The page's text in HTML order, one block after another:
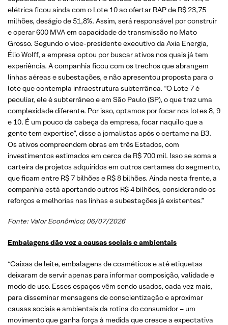
elétrica ficou ainda com o Lote 10 ao ofertar RAP de R$ 23,75
milhões, deságio de 51,8%. Assim, será responsável por construir
e operar 600 MVA em capacidade de transmissão no Mato
Grosso. Segundo o vice-presidente executivo da Axia Energia,
Élio Wolff, a empresa optou por buscar ativos nos quais já tem
experiência. A companhia ficou com os trechos que abrangem
linhas aéreas e subestações, e não apresentou proposta para o
lote que contempla infraestrutura subterrânea. “O Lote 7 é
peculiar, ele é subterrâneo e em São Paulo (SP), o que traz uma
complexidade diferente. Por isso, optamos por focar nos lotes 8, 9
e 10. É um pouco da cabeça da empresa, focar naquilo que a
gente tem expertise”, disse a jornalistas após o certame na B3.
Os ativos compreendem obras em três Estados, com
investimentos estimados em cerca de R$ 700 mil. Isso se soma a
carteira de projetos adquiridos em outros certames do segmento,
que ficam entre R$ 7 bilhões e R$ 8 bilhões. Ainda nesta frente, a
companhia está aportando outros R$ 4 bilhões, considerando os
reforços e melhorias nas linhas e subestações já existentes.”
Fonte: Valor Econômico; 06/07/2026
Embalagens dão voz a causas sociais e ambientais
“Caixas de leite, embalagens de cosméticos e até etiquetas
deixaram de servir apenas para informar composição, validade e
modo de uso. Esses espaços vêm sendo usados, cada vez mais,
para disseminar mensagens de conscientização e aproximar
causas sociais e ambientais da rotina do consumidor – um
movimento que ganha força à medida que cresce a expectativa